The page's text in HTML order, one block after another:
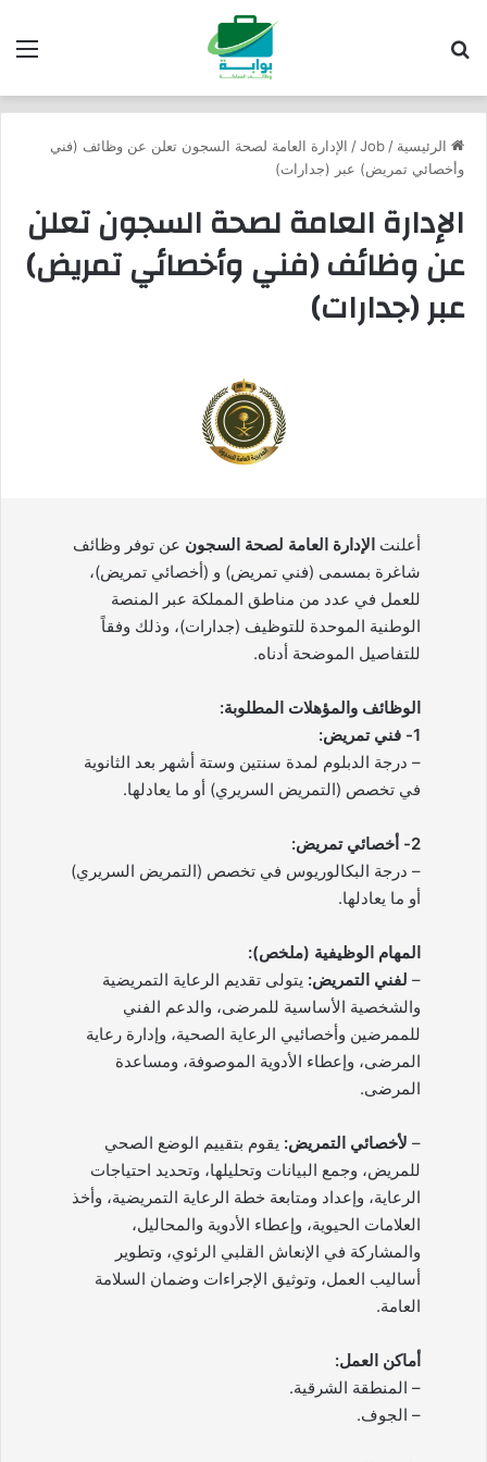
الرئيسية /
Job
/ الإدارة العامة لصحة السجون تعلن عن وظائف (فني
وأخصائي تمريض) عبر (جدارات)
الإدارة العامة لصحة السجون تعلن
عن وظائف (فني وأخصائي تمريض)
عبر (جدارات)
أعلنت الإدارة العامة لصحة السجون عن توفر وظائف
شاغرة بمسمى (فني تمريض) و (أخصائي تمريض)،
للعمل في عدد من مناطق المملكة عبر المنصة
الوطنية الموحدة للتوظيف (جدارات)، وذلك وفقاً
للتفاصيل الموضحة أدناه.
الوظائف والمؤهلات المطلوبة:
1- فني تمريض:
– درجة الدبلوم لمدة سنتين وستة أشهر بعد الثانوية
في تخصص (التمريض السريري) أو ما يعادلها.
2- أخصائي تمريض:
– درجة البكالوريوس في تخصص (التمريض السريري)
أو ما يعادلها.
المهام الوظيفية (ملخص):
– لفني التمريض: يتولى تقديم الرعاية التمريضية
والشخصية الأساسية للمرضى، والدعم الفني
للممرضين وأخصائيي الرعاية الصحية، وإدارة رعاية
المرضى، وإعطاء الأدوية الموصوفة، ومساعدة
المرضى.
– لأخصائي التمريض: يقوم بتقييم الوضع الصحي
للمريض، وجمع البيانات وتحليلها، وتحديد احتياجات
الرعاية، وإعداد ومتابعة خطة الرعاية التمريضية، وأخذ
العلامات الحيوية، وإعطاء الأدوية والمحاليل،
والمشاركة في الإنعاش القلبي الرئوي، وتطوير
أساليب العمل، وتوثيق الإجراءات وضمان السلامة
العامة.
أماكن العمل:
– المنطقة الشرقية.
– الجوف.